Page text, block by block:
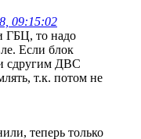
09:15:02
ГБЦ, то надо
Если блок
сдругим ДВС
т.к. потом не
теперь только